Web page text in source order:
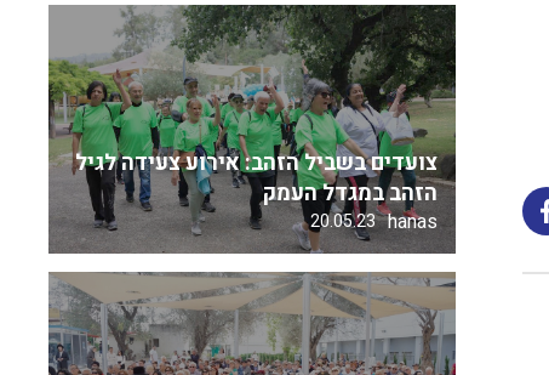
צועדים בשביל הזהב: אירוע צעידה לגיל
הזהב במגדל העמק
hanas
20.05.23